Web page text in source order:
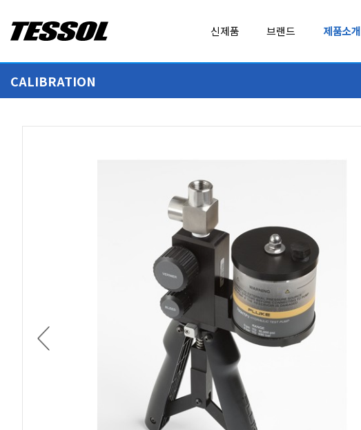
테
솔
E
신제품
HiTemp140-TC
HiTemp140-TC 다용도 고온 데이터로거
브랜드
ALL BRANDS
ELECTRO-PJP
FLUKE PROCESS INSTUMENTS
GEO CALIBRATION
GRAPHTEC
GWINSTEK
HOYTEK
LABO
제품소개
ROBOTICS & ROV
휴대형 계측기
온도센서
상수도관망관리대행업 추천장비, 추천제품
CALIBRATION
이
전